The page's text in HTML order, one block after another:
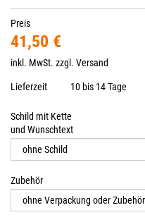
Preis
41,50 €
inkl. MwSt. zzgl. Versand
Lieferzeit 10 bis 14 Tage
Schild mit Kette
und Wunschtext
Zubehör